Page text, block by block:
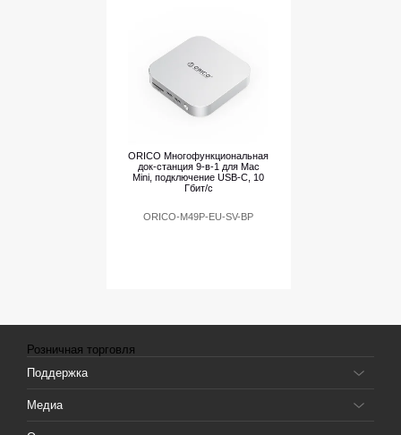
ORICO Многофункциональная
док-станция 9-в-1 для Mac
Mini, подключение USB-C, 10
Гбит/с
ORICO-M49P-EU-SV-BP
Розничная торговля
Поддержка
Медиа